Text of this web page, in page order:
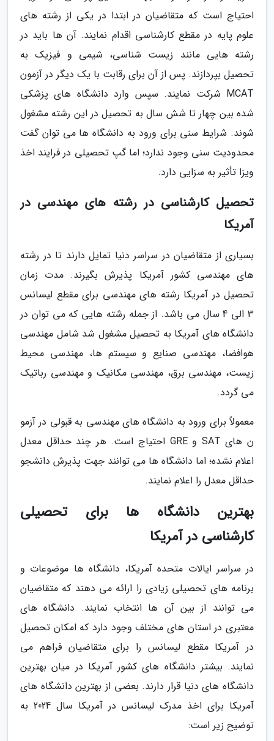
احتیاج است که متقاضیان در ابتدا در یکی از رشته های
علوم پایه در مقطع کارشناسی اقدام نمایند. آن ها باید در
رشته هایی مانند زیست شناسی، شیمی و فیزیک به
تحصیل بپردازند. پس از آن برای رقابت با یک دیگر در آزمون
MCAT شرکت نمایند. سپس وارد دانشگاه های پزشکی
شده بین چهار تا شش سال به تحصیل در این رشته مشغول
شوند. شرایط سنی برای ورود به دانشگاه ها می توان گفت
محدودیت سنی وجود ندارد؛ اما گپ تحصیلی در فرایند اخذ
ویزا تأثیر به سزایی دارد.
تحصیل کارشناسی در رشته های مهندسی در
آمریکا
بسیاری از متقاضیان در سراسر دنیا تمایل دارند تا در رشته
های مهندسی کشور آمریکا پذیرش بگیرند. مدت زمان
تحصیل در آمریکا رشته های مهندسی برای مقطع لیسانس
3 الی 4 سال می باشد. از جمله رشته هایی که می توان در
دانشگاه های آمریکا به تحصیل مشغول شد شامل مهندسی
هوافضا، مهندسی صنایع و سیستم ها، مهندسی محیط
زیست، مهندسی برق، مهندسی مکانیک و مهندسی رباتیک
می گردد.
معمولاً برای ورود به دانشگاه های مهندسی به قبولی در آزمو
ن های SAT و GRE احتیاج است. هر چند حداقل معدل
اعلام نشده؛ اما دانشگاه ها می توانند جهت پذیرش دانشجو
حداقل معدل را اعلام نمایند.
بهترین دانشگاه ها برای تحصیلی
کارشناسی در آمریکا
در سراسر ایالات متحده آمریکا، دانشگاه ها موضوعات و
برنامه های تحصیلی زیادی را ارائه می دهند که متقاضیان
می توانند از بین آن ها انتخاب نمایند. دانشگاه های
معتبری در استان های مختلف وجود دارد که امکان تحصیل
در آمریکا مقطع لیسانس را برای متقاضیان فراهم می
نمایند. بیشتر دانشگاه های کشور آمریکا در میان بهترین
دانشگاه های دنیا قرار دارند. بعضی از بهترین دانشگاه های
آمریکا برای اخذ مدرک لیسانس در آمریکا سال 2024 به
توضیح زیر است: